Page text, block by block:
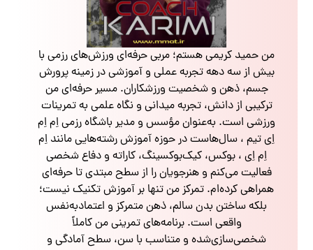
من حمید کریمی هستم؛ مربی حرفه‌ای ورزش‌های رزمی با
بیش از سه دهه تجربه عملی و آموزشی در زمینه پرورش
جسم، ذهن و شخصیت ورزشکاران. مسیر حرفه‌ای من
ترکیبی از دانش، تجربه میدانی و نگاه علمی به تمرینات
ورزشی است. به‌عنوان مؤسس و مدیر باشگاه رزمی اِم اِم
اِی تیم ، سال‌هاست در حوزه آموزش رشته‌هایی مانند اِم
اِم اِی ، بوکس، کیک‌بوکسینگ، کاراته و دفاع شخصی
فعالیت می‌کنم و هنرجویان را از سطح مبتدی تا حرفه‌ای
همراهی کرده‌ام. تمرکز من تنها بر آموزش تکنیک نیست؛
بلکه ساختن بدن سالم، ذهن متمرکز و اعتمادبه‌نفس
واقعی است. برنامه‌های تمرینی من کاملاً
شخصی‌سازی‌شده و متناسب با سن، سطح آمادگی و